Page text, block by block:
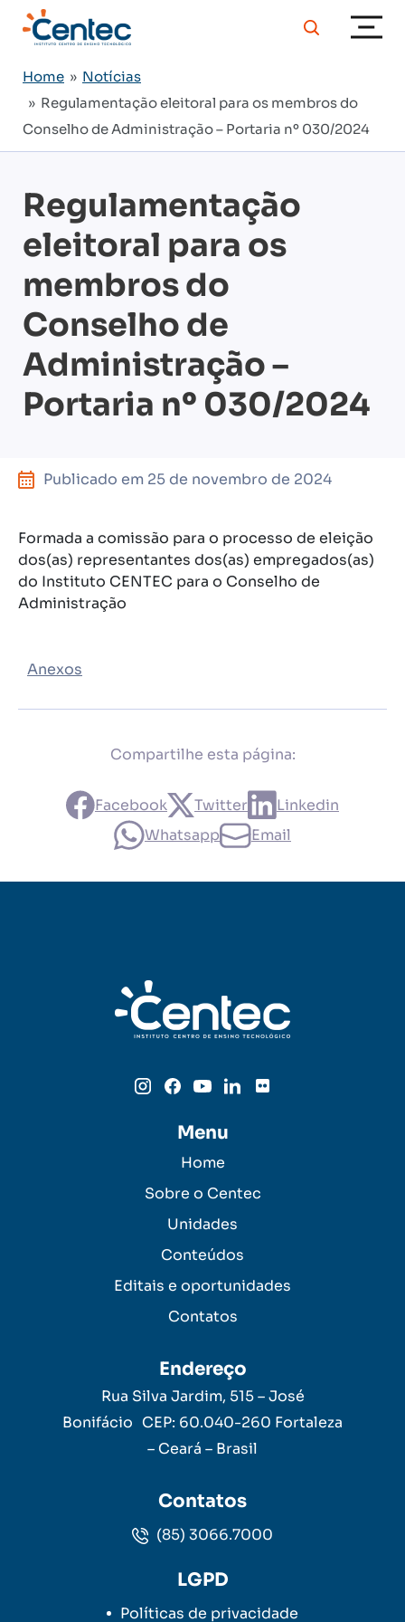
Home » Notícias
» Regulamentação eleitoral para os membros do
Conselho de Administração – Portaria nº 030/2024
Regulamentação
eleitoral para os
membros do
Conselho de
Administração –
Portaria nº 030/2024
Publicado em 25 de novembro de 2024
Formada a comissão para o processo de eleição
dos(as) representantes dos(as) empregados(as)
do Instituto CENTEC para o Conselho de
Administração
Anexos
Compartilhe esta página:
Facebook Twitter
Linkedin
Whatsapp
Email
Menu
Home
Sobre o Centec
Unidades
Conteúdos
Editais e oportunidades
Contatos
Endereço
Rua Silva Jardim, 515 – José
Bonifácio CEP: 60.040-260 Fortaleza
– Ceará – Brasil
Contatos
(85) 3066.7000
LGPD
Políticas de privacidade